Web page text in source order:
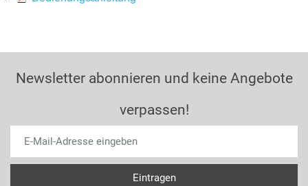
Newsletter abonnieren und keine Angebote
verpassen!